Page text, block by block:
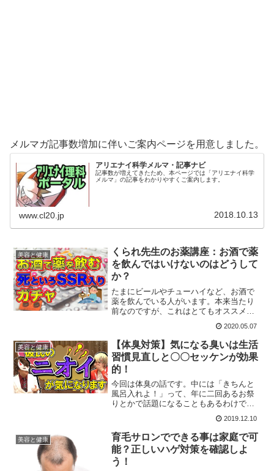
メルマガ記事数増加に伴いご案内ページを用意しました。
アリエナイ科学メルマ・記事ナビ
記事数が増えてきたため、本ページでは「アリエナイ科学
メルマ」の記事をわかりやすくご案内します。
www.cl20.jp 2018.10.13
美容と健康
くられ先生のお薬講座：お酒で薬
を飲んではいけないのはどうして
か？
たまにビールやチューハイなど、お酒で
薬を飲んでいる人がいます。本来当たり
前なのですが、これはとてもオススメで
「なんでお酒で飲むのはダメなの？」と
いう、素朴な疑問について、ちょっとだ
け具体的に見ていきます。
2020.05.07
美容と健康
【体臭対策】気になる臭いは生活
習慣見直しと〇〇セッケンが効果
的！
今回は体臭の話です。中には「きちんと
風呂入れよ！」って、年に二回あるお祭
りとかで話題になることもあるわけです
が、そういう論外レベルのものはさてお
き、きちんと清潔にしていても、気にな
るものは気になります。対策は何がいい
のでしょうか？
2019.12.10
美容と健康
育毛サロンでできる事は家庭で可
能？正しいハゲ対策を確認しよ
う！